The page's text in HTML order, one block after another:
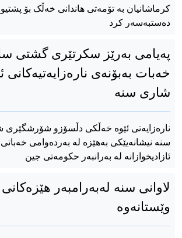
کرماشانیان بە تۆمەتی هاندانی خەڵک بۆ
دەستبەسەر کرد
پەیامی بەرێز سکرتێری گشتی
خەبات بەبۆنەی
شاری سنە
ناره‌زایه‌تی ئێوه‌ خه‌ڵکی دڵسۆزو شۆرشگێری
سنه‌ نیشانه‌یێکی به‌هێزه‌ له‌ به‌رده‌وامی
ئازادیخوازانه‌ له‌ به‌رانبه‌ر حکومه‌تی جین
لاوانی سنە لەبەرامبەر
وێستانەوە